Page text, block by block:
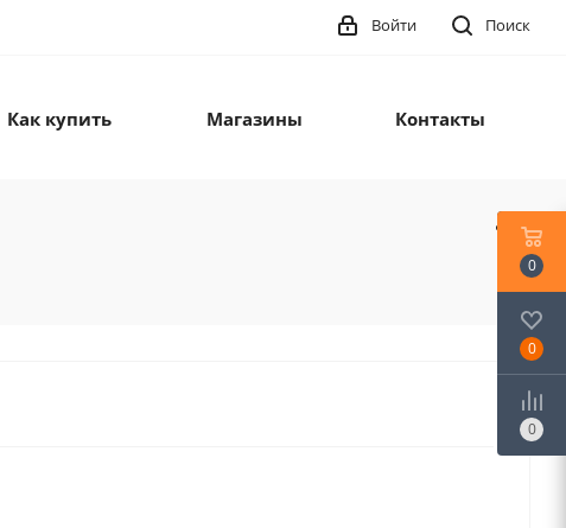
Поиск
Войти
Как купить Магазины Контакты
0
0
0